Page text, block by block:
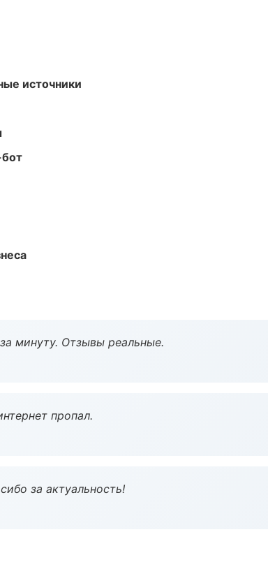
источники
минуту. Отзывы реальные.
пропал.
за актуальность!